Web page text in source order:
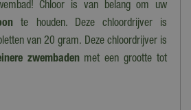
Chloor is van belang om uw
te houden. Deze chloordrijver is
van 20 gram. Deze chloordrijver is
zwembadenmet een grootte tot